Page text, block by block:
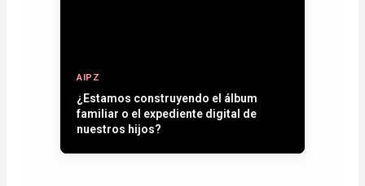
AIPZ
Entre plumas, operativos y la paz que
se quiere recuperar